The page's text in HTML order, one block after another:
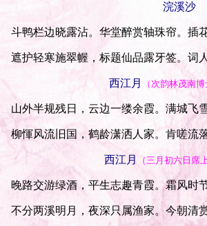
浣溪沙
斗鸭栏边晓露沾。华堂醉赏轴珠帘。插
遮护轻寒施翠幄，标题仙品露牙签。词
西江月 （次韵林茂南
山外半规残日，云边一缕余霞。满城飞
柳惲风流旧国，鹤龄潇洒人家。肯嗟流
西江月 （三月初六日席
晚路交游绿酒，平生志趣青霞。霜风时
不分两溪明月，夜深只属渔家。今朝清